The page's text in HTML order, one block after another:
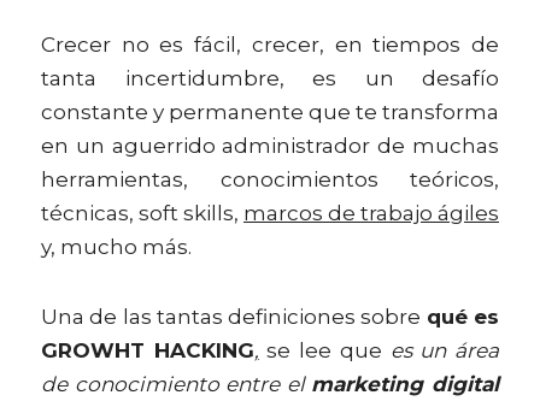
Crecer no es fácil, crecer, en tiempos de
tanta incertidumbre, es un desafío
constante y permanente que te transforma
en un aguerrido administrador de muchas
herramientas, conocimientos teóricos,
técnicas, soft skills, marcos de trabajo ágiles
y, mucho más.
Una de las tantas definiciones sobre qué es
GROWHT HACKING, se lee que es un área
de conocimiento entre el marketing digital